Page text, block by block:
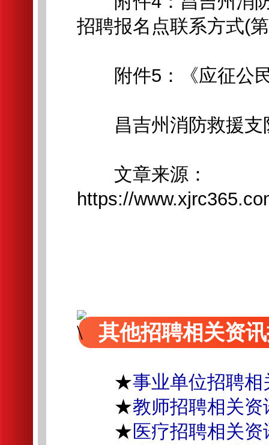
招聘报名点联系方式(
附件5：《应征公民
昌吉州消防救援支
文章来源：
https://
其他招聘相关资
★事业单位招聘相
★教师招聘相关资
★医疗招聘相关资